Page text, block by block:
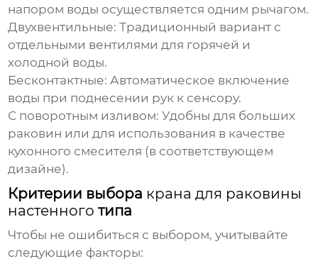
напором воды осуществляется одним рычагом.
Двухвентильные: Традиционный вариант с
отдельными вентилями для горячей и
холодной воды.
Бесконтактные: Автоматическое включение
воды при поднесении рук к сенсору.
С поворотным изливом: Удобны для больших
раковин или для использования в качестве
кухонного смесителя (в соответствующем
дизайне).
Критерии выбора крана для раковины
настенного типа
Чтобы не ошибиться с выбором, учитывайте
следующие факторы: